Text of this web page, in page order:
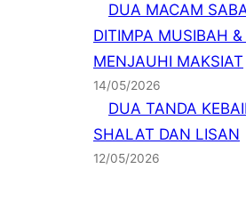
DUA MACAM
DITIMPA MUSIBAH
MENJAUHI MAKSIAT
14/05/2026
DUA TANDA
SHALAT DAN LISAN
12/05/2026